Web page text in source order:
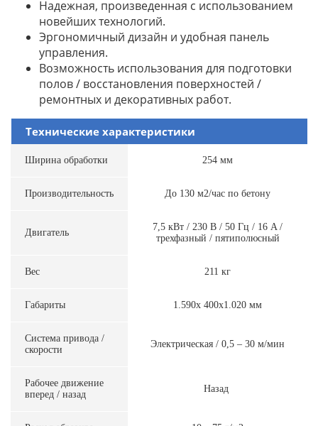
Надежная, произведенная с использованием
новейших технологий.
Эргономичный дизайн и удобная панель
управления.
Возможность использования для подготовки
полов / восстановления поверхностей /
ремонтных и декоративных работ.
Технические характеристики
Ширина обработки 254 мм
Производительность До 130 м2/час по бетону
Двигатель
7,5 кВт / 230 В / 50 Гц / 16 A /
трехфазный / пятиполюсный
Вес 211 кг
Габариты 1.590х 400х1.020 мм
Система привода /
скорости
Электрическая / 0,5 – 30 м/мин
Рабочее движение
вперед / назад
Назад